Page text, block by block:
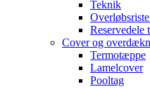
Teknik
Reservedele
Cover og
Termotæppe
Lamelcover
Pooltag